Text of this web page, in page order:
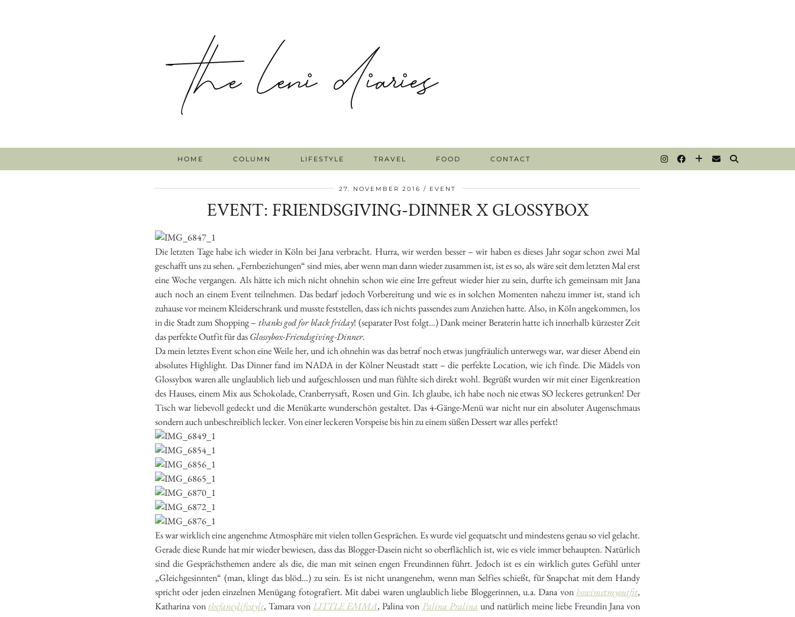
HOME COLUMN LIFESTYLE TRAVEL FOOD CONTACT
27. NOVEMBER 2016 EVENT
EVENT: FRIENDSGIVING-DINNER X GLOSSYBOX
Die letzten Tage habe ich wieder in Köln bei Jana verbracht. Hurra, wir werden besser – wir haben es dieses Jahr sogar schon zwei Mal
geschafft uns zu sehen. „Fernbeziehungen“ sind mies, aber wenn man dann wieder zusammen ist, ist es so, als wäre seit dem letzten Mal erst
eine Woche vergangen. Als hätte ich mich nicht ohnehin schon wie eine Irre gefreut wieder hier zu sein, durfte ich gemeinsam mit Jana
auch noch an einem Event teilnehmen. Das bedarf jedoch Vorbereitung und wie es in solchen Momenten nahezu immer ist, stand ich
zuhause vor meinem Kleiderschrank und musste feststellen, dass ich nichts passendes zum Anziehen hatte. Also, in Köln angekommen, los
in die Stadt zum Shopping – thanks god for black friday! (separater Post folgt…) Dank meiner Beraterin hatte ich innerhalb kürzester Zeit
das perfekte Outfit für dasGlossybox-Friendsgiving-Dinner.
Da mein letztes Event schon eine Weile her, und ich ohnehin was das betraf noch etwas jungfräulich unterwegs war, war dieser Abend ein
absolutes Highlight. Das Dinner fand im NADA in der Kölner Neustadt statt – die perfekte Location, wie ich finde. Die Mädels von
Glossybox waren alle unglaublich lieb und aufgeschlossen und man fühlte sich direkt wohl. Begrüßt wurden wir mit einer Eigenkreation
des Hauses, einem Mix aus Schokolade, Cranberrysaft, Rosen und Gin. Ich glaube, ich habe noch nie etwas SO leckeres getrunken! Der
Tisch war liebevoll gedeckt und die Menükarte wunderschön gestaltet. Das 4-Gänge-Menü war nicht nur ein absoluter Augenschmaus
sondern auch unbeschreiblich lecker. Von einer leckeren Vorspeise bis hin zu einem süßen Dessert war alles perfekt!
Es war wirklich eine angenehme Atmosphäre mit vielen tollen Gesprächen. Es wurde viel gequatscht und mindestens genau so viel gelacht.
Gerade diese Runde hat mir wieder bewiesen, dass das Blogger-Dasein nicht so oberflächlich ist, wie es viele immer behaupten. Natürlich
sind die Gesprächsthemen andere als die, die man mit seinen engen Freundinnen führt. Jedoch ist es ein wirklich gutes Gefühl unter
„Gleichgesinnten“ (man, klingt das blöd…) zu sein. Es ist nicht unangenehm, wenn man Selfies schießt, für Snapchat mit dem Handy
spricht oder jeden einzelnen Menügang fotografiert. Mit dabei waren unglaublich liebe Bloggerinnen, u.a. Dana vonhowimetmyoutfit,
Katharina vonthefancylifestyle, Tamara vonLITTLE EMMA, Palina von Palina Pralina und natürlich meine liebe Freundin Jana von